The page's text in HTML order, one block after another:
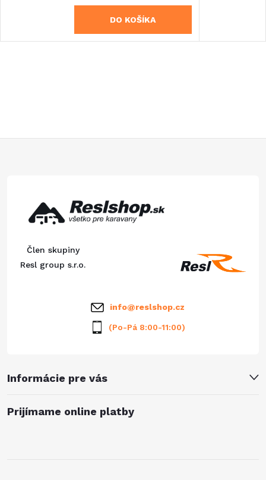
DO KOŠÍKA
Informácie pre vás
Člen skupiny
Resl group s.r.o.
info@reslshop.cz
(Po-Pá 8:00-11:00)
Prijímame online platby